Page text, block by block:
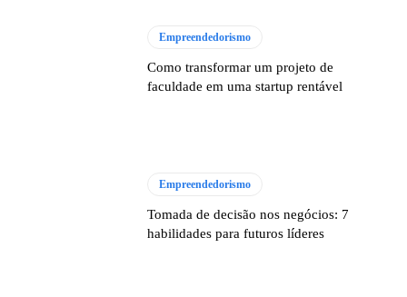
Empreendedorismo
Como transformar um projeto de
faculdade em uma startup rentável
Empreendedorismo
Tomada de decisão nos negócios: 7
habilidades para futuros líderes